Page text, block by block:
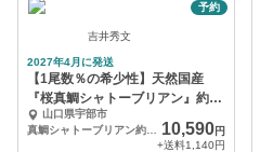
予約
吉井秀文
2027年4月に発送
【1尾数％の希少性】天然国産
『桜真鯛シャトーブリアン』約
150g【4月予約】
山口県宇部市
10,590円
+送料1,140円